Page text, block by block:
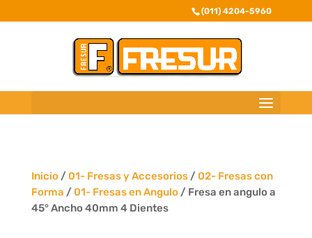
(011) 4204-5960
Inicio/ 01- Fresas y Accesorios/ 02- Fresas con
Forma / 01- Fresas en Angulo/ Fresa en angulo a
45° Ancho 40mm 4 Dientes